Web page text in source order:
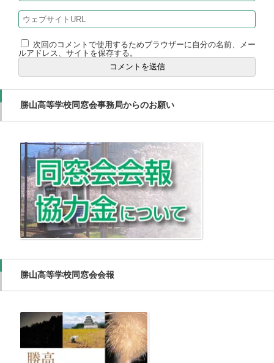
次回のコメントで使用するためブラウザーに自分の名前、メー
ルアドレス、サイトを保存する。
勝山高等学校同窓会事務局からのお願い
勝山高等学校同窓会会報